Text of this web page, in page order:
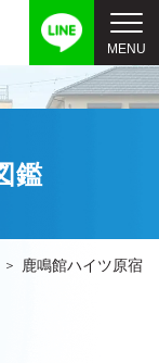
鑑
鹿鳴館ハイツ原宿